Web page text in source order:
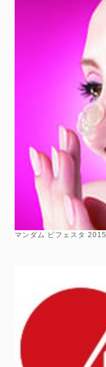
マンダム ビフェスタ 2015